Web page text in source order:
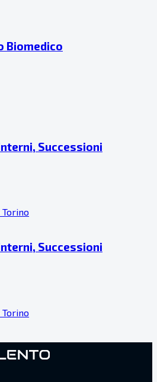
Biomedico
Successioni
Torino
Successioni
Torino